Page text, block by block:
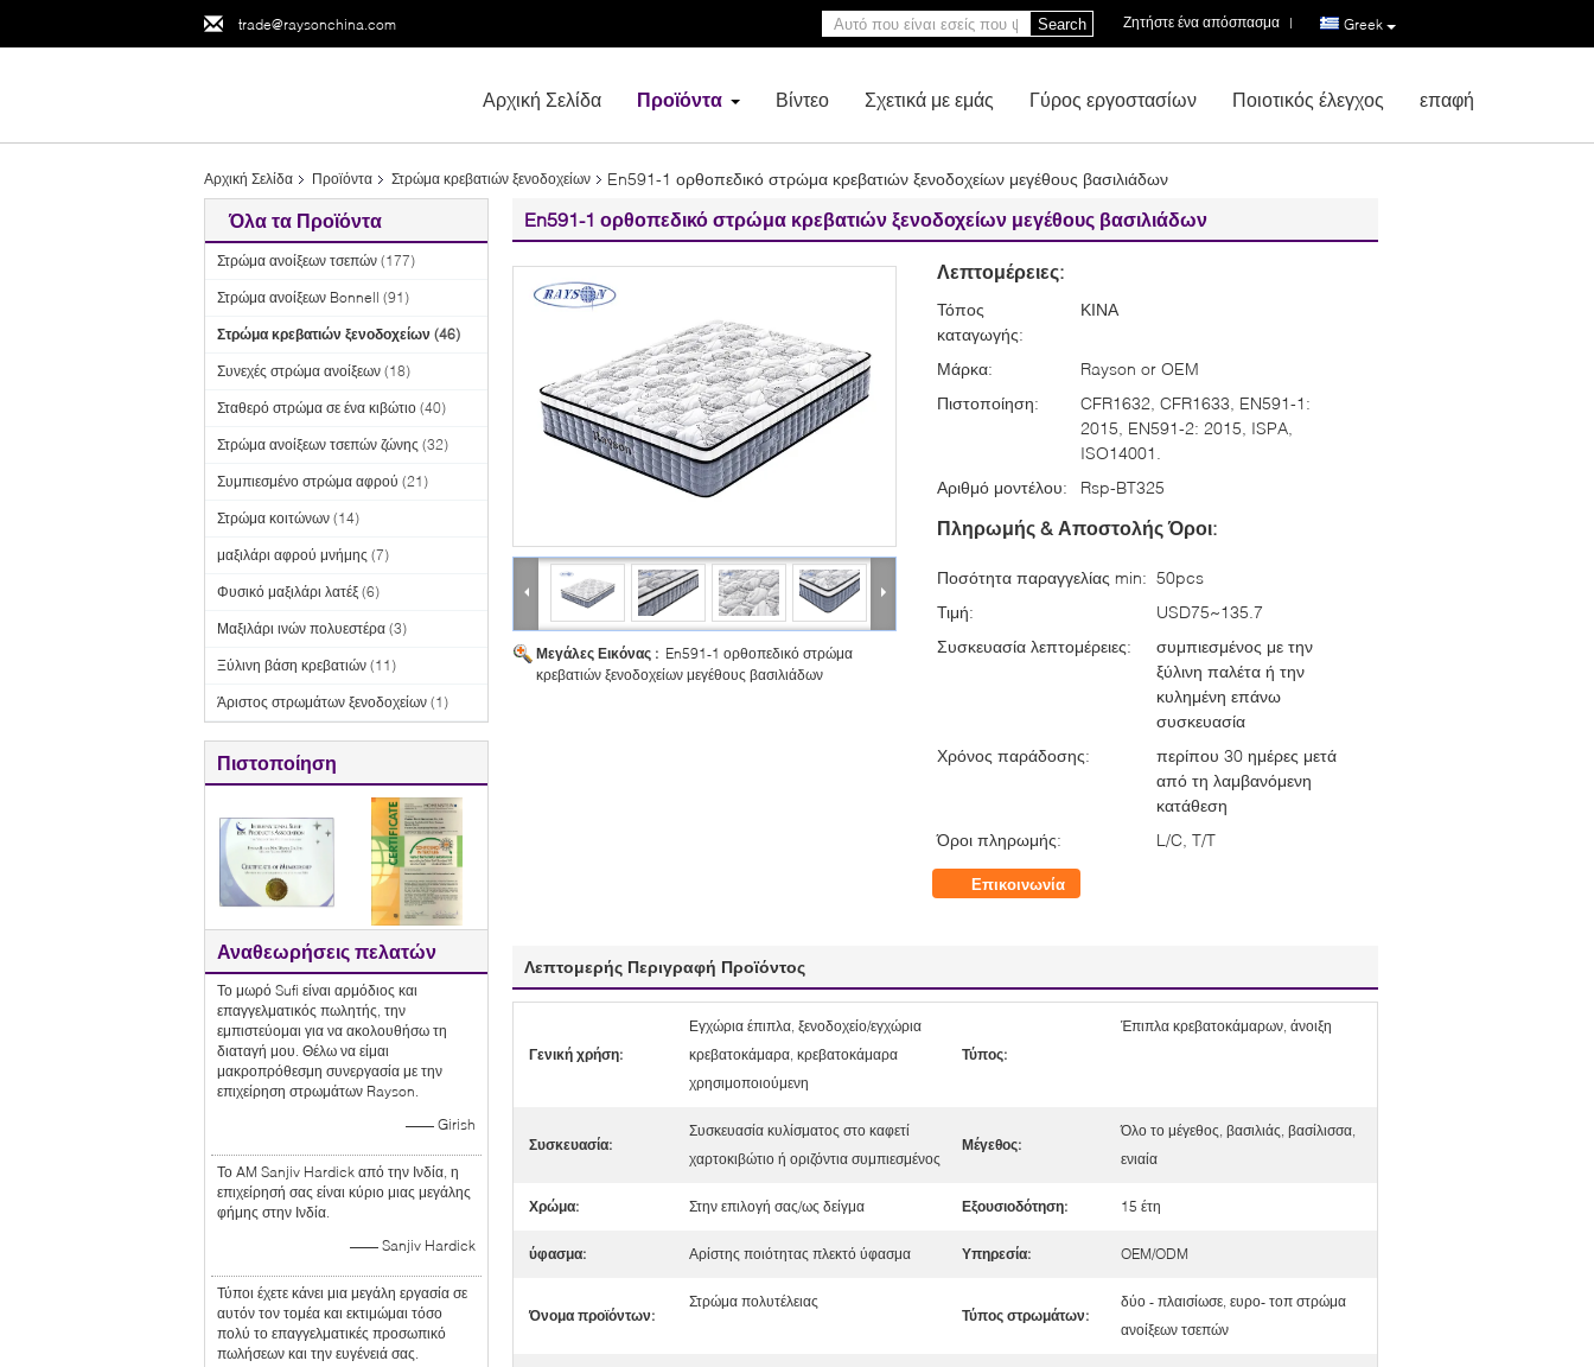
trade@raysonchina.com Greek
Ζητήστε ένα απόσπασμα |
Search
Αρχική Σελίδα Προϊόντα Βίντεο Σχετικά με εμάς Γύρος εργοστασίων Ποιοτικός έλεγχος επαφή
Αρχική Σελίδα Προϊόντα Στρώμα κρεβατιών ξενοδοχείων En591-1 ορθοπεδικό στρώμα κρεβατιών ξενοδοχείων μεγέθους βασιλιάδων
Όλα τα Προϊόντα
Στρώμα ανοίξεων τσεπών (177)
Στρώμα ανοίξεων Bonnell (91)
Στρώμα κρεβατιών ξενοδοχείων (46)
Συνεχές στρώμα ανοίξεων (18)
Σταθερό στρώμα σε ένα κιβώτιο (40)
Στρώμα ανοίξεων τσεπών ζώνης (32)
Συμπιεσμένο στρώμα αφρού (21)
Στρώμα κοιτώνων (14)
μαξιλάρι αφρού μνήμης (7)
Φυσικό μαξιλάρι λατέξ (6)
Μαξιλάρι ινών πολυεστέρα (3)
Ξύλινη βάση κρεβατιών (11)
Άριστος στρωμάτων ξενοδοχείων (1)
Πιστοποίηση
Αναθεωρήσεις πελατών
Το μωρό Sufi είναι αρμόδιος και
επαγγελματικός πωλητής, την
εμπιστεύομαι για να ακολουθήσω τη
διαταγή μου. Θέλω να είμαι
μακροπρόθεσμη συνεργασία με την
επιχείρηση στρωμάτων Rayson.
—— Girish
Το AM Sanjiv Hardick από την Ινδία, η
επιχείρησή σας είναι κύριο μιας μεγάλης
φήμης στην Ινδία.
—— Sanjiv Hardick
Τύποι έχετε κάνει μια μεγάλη εργασία σε
αυτόν τον τομέα και εκτιμώμαι τόσο
πολύ το επαγγελματικές προσωπικό
πωλήσεων και την ευγένειά σας.
En591-1 ορθοπεδικό στρώμα κρεβατιών ξενοδοχείων μεγέθους βασιλιάδων
Μεγάλες Εικόνας : En591-1 ορθοπεδικό στρώμα
κρεβατιών ξενοδοχείων μεγέθους βασιλιάδων
Λεπτομέρειες:
Τόπος
καταγωγής:
ΚΙΝΑ
Μάρκα:
Rayson or OEM
Πιστοποίηση:
CFR1632, CFR1633, EN591-1:
2015, EN591-2: 2015, ISPA,
ISO14001.
Αριθμό μοντέλου:
Rsp-BT325
Πληρωμής & Αποστολής Όροι:
Ποσότητα παραγγελίας min: 50pcs
Τιμή:
USD75~135.7
Συσκευασία λεπτομέρειες:
συμπιεσμένος με την
ξύλινη παλέτα ή την
κυλημένη επάνω
συσκευασία
Χρόνος παράδοσης:
περίπου 30 ημέρες μετά
από τη λαμβανόμενη
κατάθεση
Όροι πληρωμής:
L/C, T/T
Επικοινωνία
Λεπτομερής Περιγραφή Προϊόντος
Γενική χρήση:
Εγχώρια έπιπλα, ξενοδοχείο/εγχώρια
κρεβατοκάμαρα, κρεβατοκάμαρα
χρησιμοποιούμενη
Τύπος:
Έπιπλα κρεβατοκάμαρων, άνοιξη
Συσκευασία:
Συσκευασία κυλίσματος στο καφετί
χαρτοκιβώτιο ή οριζόντια συμπιεσμένος
Μέγεθος:
Όλο το μέγεθος, βασιλιάς, βασίλισσα,
ενιαία
Χρώμα: Στην επιλογή σας/ως δείγμα Εξουσιοδότηση: 15 έτη
ύφασμα: Αρίστης ποιότητας πλεκτό ύφασμα Υπηρεσία: OEM/ODM
Όνομα προϊόντων:
Στρώμα πολυτέλειας
Τύπος στρωμάτων:
δύο - πλαισίωσε, ευρο- τοπ στρώμα
ανοίξεων τσεπών